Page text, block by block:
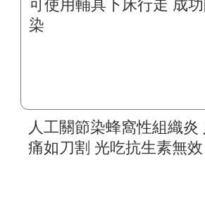
人工關節染蜂窩性組織炎
痛如刀割 光吃抗生素無